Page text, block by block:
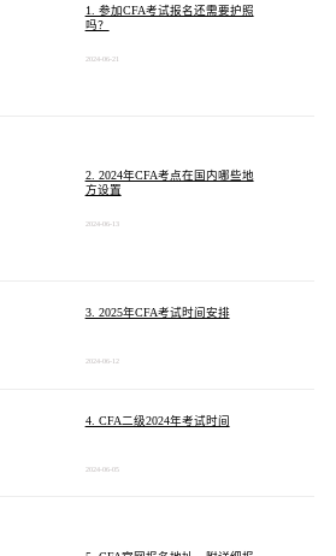
1. 参加CFA考试报名还需要护照
吗？
2024-06-21
2. 2024年CFA考点在国内哪些地
方设置
2024-06-13
3. 2025年CFA考试时间安排
2024-06-12
4. CFA二级2024年考试时间
2024-06-05